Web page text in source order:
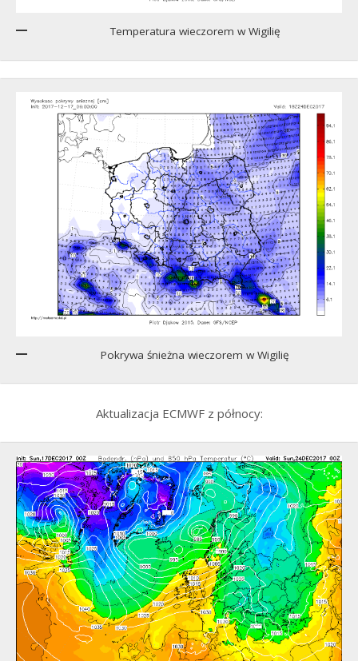
Temperatura wieczorem w Wigilię
Pokrywa śnieżna wieczorem w Wigilię
Aktualizacja ECMWF z północy: